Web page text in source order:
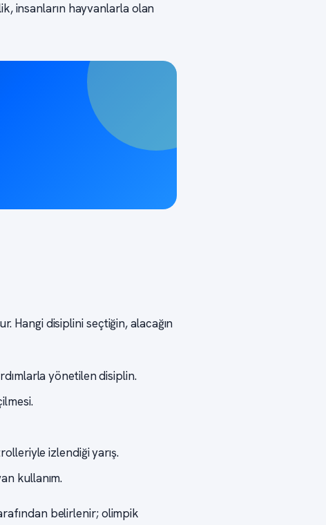
insanların hayvanlarla olan
Hangi disiplini seçtiğin, alacağın
yönetilen disiplin.
izlendiği yarış.
kullanım.
belirlenir; olimpik